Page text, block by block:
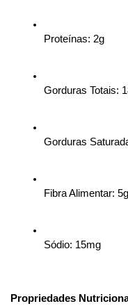
Proteínas: 2g
Gorduras Totais:
Gorduras
Fibra Alimentar: 5g
Sódio: 15mg
Propriedades